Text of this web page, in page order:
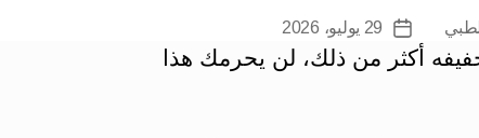
تاريخ
المقالة
29 يوليو، 2026
أكثر من ذلك، لن يحرمك هذا